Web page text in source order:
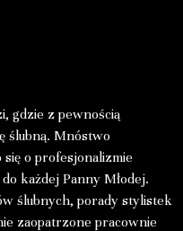
gdzie z pewnością
ślubną. Mnóstwo
o profesjonalizmie
każdej Panny Młodej.
ślubnych, porady stylistek
zaopatrzone pracownie